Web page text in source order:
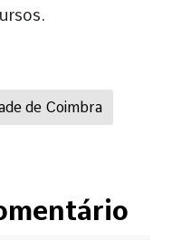
de Coimbra